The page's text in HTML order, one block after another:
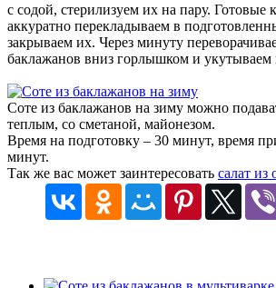
с содой, стерилизуем их на пару.
аккуратно перекладываем в
закрываем их. Через минуту
баклажанов вниз горлышком и укутываем
Соте из баклажанов на зиму можно
теплым, со сметаной, майонезом.
Время на подготовку – 30 минут, время
минут.
Так же вас может заинтересовать салат из